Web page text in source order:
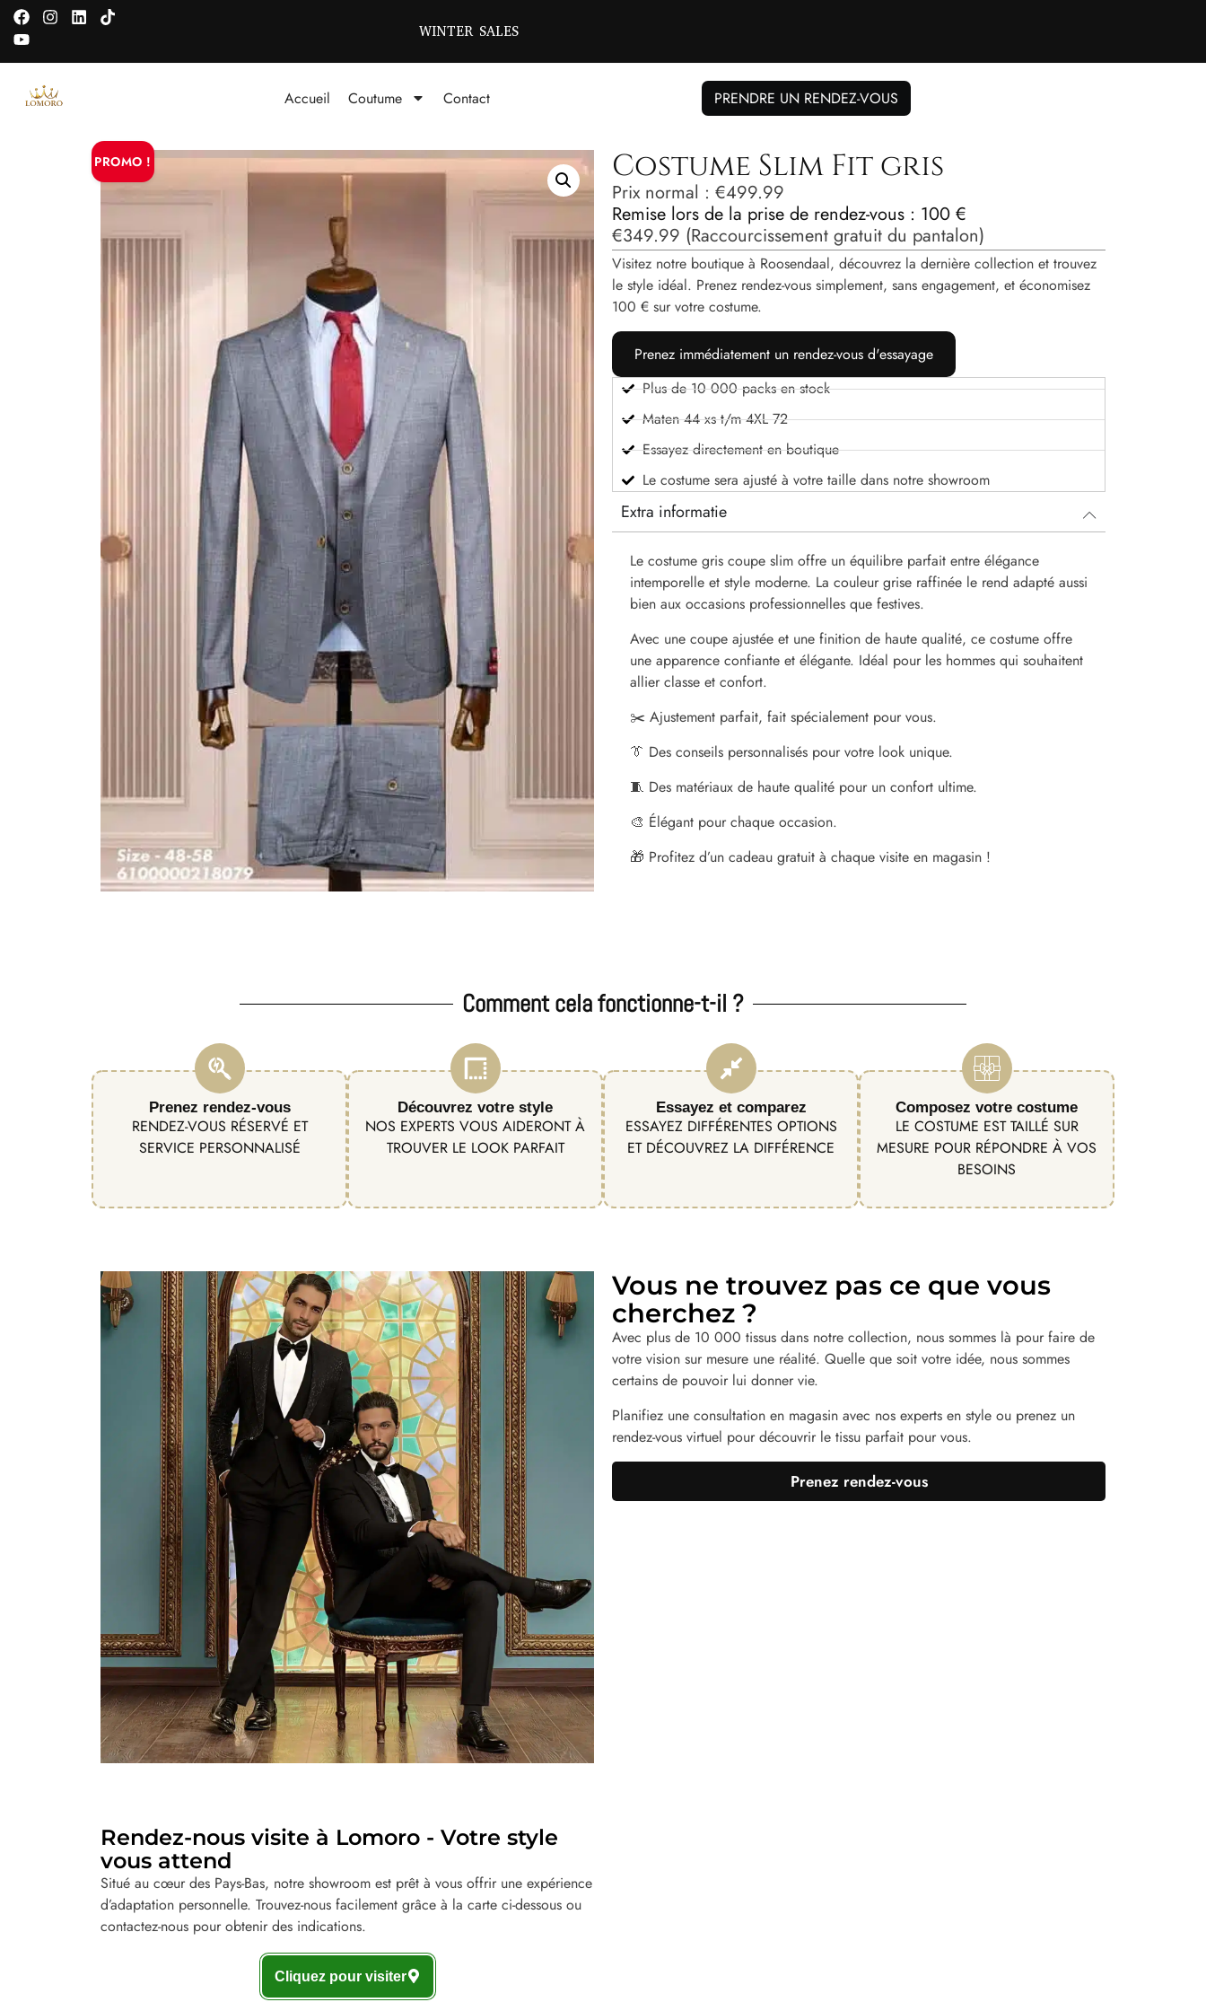
WINTER SALES
Accueil Coutume Contact PRENDRE UN RENDEZ-VOUS
PROMO ! Costume Slim Fit gris
Prix ​​normal : €499.99
Remise lors de la prise de rendez-vous : 100 €
€349.99 (Raccourcissement gratuit du pantalon)
Visitez notre boutique à Roosendaal, découvrez la dernière collection et trouvez
le style idéal. Prenez rendez-vous simplement, sans engagement, et économisez
100 € sur votre costume.
Prenez immédiatement un rendez-vous d'essayage
Plus de 10 000 packs en stock
Maten 44 xs t/m 4XL 72
Essayez directement en boutique
Le costume sera ajusté à votre taille dans notre showroom
Extra informatie
Le costume gris coupe slim offre un équilibre parfait entre élégance
intemporelle et style moderne. La couleur grise raffinée le rend adapté aussi
bien aux occasions professionnelles que festives.
Avec une coupe ajustée et une finition de haute qualité, ce costume offre
une apparence confiante et élégante. Idéal pour les hommes qui souhaitent
allier classe et confort.
✂️ Ajustement parfait, fait spécialement pour vous.
👔 Des conseils personnalisés pour votre look unique.
🧵 Des matériaux de haute qualité pour un confort ultime.
🎨 Élégant pour chaque occasion.
🎁 Profitez d’un cadeau gratuit à chaque visite en magasin !
Comment cela fonctionne-t-il ?
Prenez rendez-vous
RENDEZ-VOUS RÉSERVÉ ET
SERVICE PERSONNALISÉ
Découvrez votre style
NOS EXPERTS VOUS AIDERONT À
TROUVER LE LOOK PARFAIT
Essayez et comparez
ESSAYEZ DIFFÉRENTES OPTIONS
ET DÉCOUVREZ LA DIFFÉRENCE
Composez votre costume
LE COSTUME EST TAILLÉ SUR
MESURE POUR RÉPONDRE À VOS
BESOINS
Vous ne trouvez pas ce que vous
cherchez ?
Avec plus de 10 000 tissus dans notre collection, nous sommes là pour faire de
votre vision sur mesure une réalité. Quelle que soit votre idée, nous sommes
certains de pouvoir lui donner vie.
Planifiez une consultation en magasin avec nos experts en style ou prenez un
rendez-vous virtuel pour découvrir le tissu parfait pour vous.
Prenez rendez-vous
Rendez-nous visite à Lomoro - Votre style
vous attend
Situé au cœur des Pays-Bas, notre showroom est prêt à vous offrir une expérience
d’adaptation personnelle. Trouvez-nous facilement grâce à la carte ci-dessous ou
contactez-nous pour obtenir des indications.
Cliquez pour visiter